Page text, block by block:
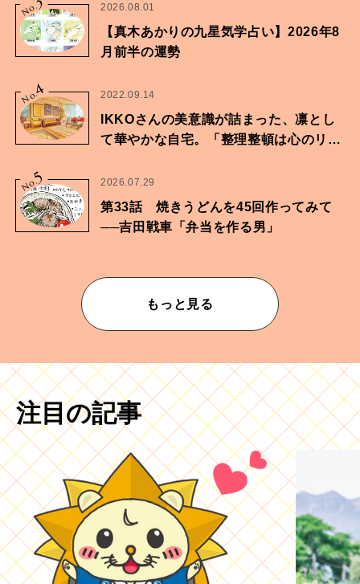
No. 2026.08.01
【真木あかりの九星気学占い】2026年8
月前半の運勢
No.
4 2022.09.14
IKKOさんの美意識が詰まった、凛とし
て華やかな自宅。「整理整頓は心のリズ
No.
5 2026.07.29
第33話 焼きうどんを45回作ってみて
──吉田戦車「弁当を作る男」
もっと見る
注目の記事